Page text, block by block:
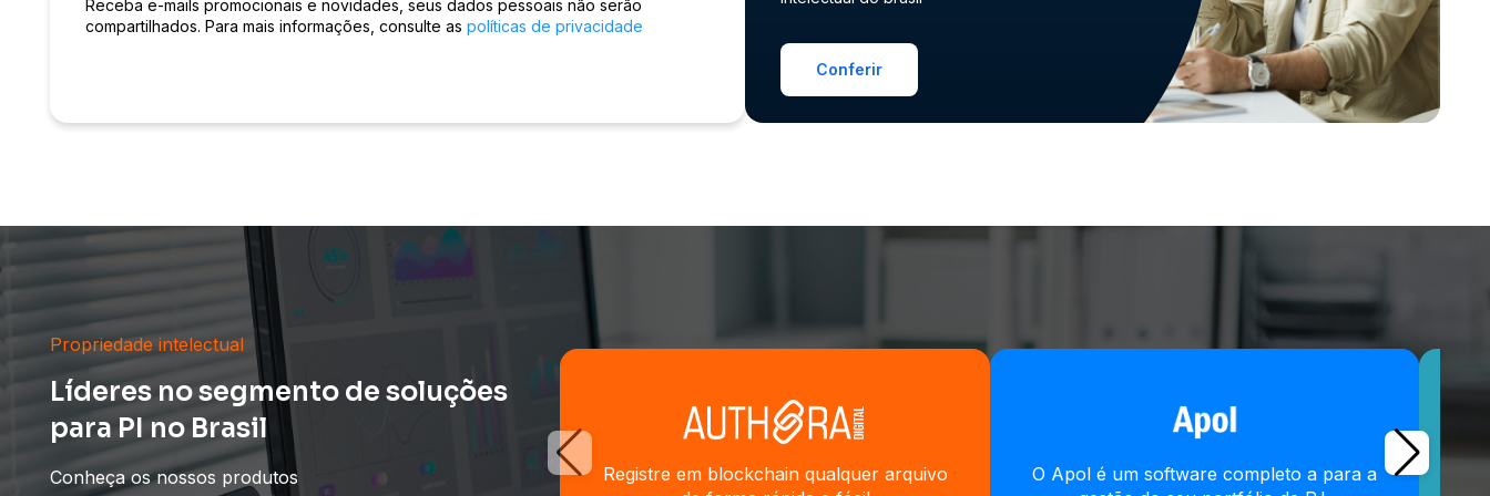
Gabriela Brito
Gustavo Sartori Guimarães
Jéssica de B. Souza Tebar
Jonathan Vallonis Botelho
Kamille Trindade Machado
Karyn Mutzenberg
Receba e-mails promocionais e novidades, seus dados pessoais não serão
compartilhados. Para mais informações, consulte as políticas de privacidade
Conferir
Propriedade intelectual
Líderes no segmento de soluções
para PI no Brasil
Conheça os nossos produtos
Registre em blockchain qualquer arquivo
O Apol é um software completo a para a